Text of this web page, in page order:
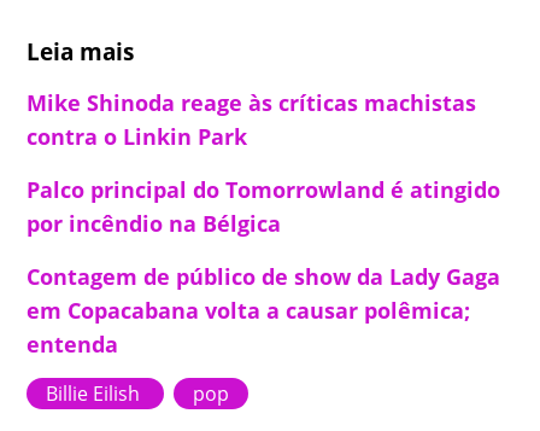
Leia mais
Mike Shinoda reage às críticas machistas
contra o Linkin Park
Palco principal do Tomorrowland é atingido
por incêndio na Bélgica
Contagem de público de show da Lady Gaga
em Copacabana volta a causar polêmica;
entenda
Billie Eilish pop